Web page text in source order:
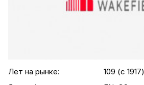
.agency-list-details
Лет на рынке:
109 (c 1917)